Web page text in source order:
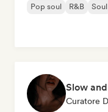
Pop soul R&B Soul
Slow
Curatore